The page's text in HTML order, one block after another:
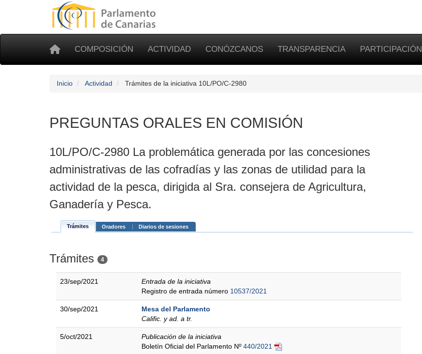
COMPOSICIÓN ACTIVIDAD CONÓZCANOS TRANSPARENCIA PARTICIPACIÓN
Inicio Actividad Trámites de la iniciativa 10L/PO/C-2980
PREGUNTAS ORALES EN COMISIÓN
10L/PO/C-2980 La problemática generada por las concesiones
administrativas de las cofradías y las zonas de utilidad para la
actividad de la pesca, dirigida al Sra. consejera de Agricultura,
Ganadería y Pesca.
Trámites Oradores Diarios de sesiones
Trámites 4
23/sep/2021
Entrada de la iniciativa
Registro de entrada número 10537/2021
30/sep/2021
Mesa del Parlamento
Calific. y ad. a tr.
5/oct/2021
Publicación de la iniciativa
Boletín Oficial del Parlamento Nº 440/2021